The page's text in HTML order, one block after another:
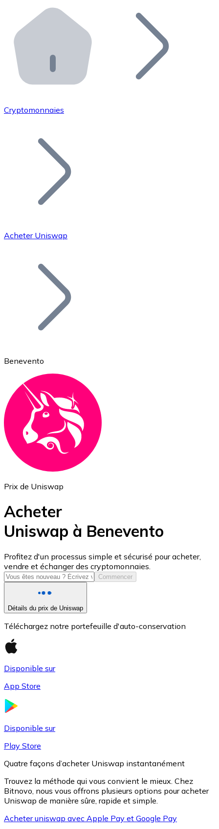
Distributeurs automatiques Bitnovo
Intégrez un ATM Bitnovo dans votre entreprise et
API Bitnovo
Intégrez notre API dans votre écosystème.
Rejoignez notre réseau de distributeurs et
Ajoutez le token de votre projet à notre service
Bitcoin
Ethereum
ETH
USD Coin
USDC
Cryptomonnaies
Acheter Uniswap
Benevento
Prix de Uniswap
Acheter
Uniswap à Benevento
Profitez d'un processus simple et sécurisé pour acheter,
vendre et échanger des cryptomonnaies.
Commencer
Détails du prix de Uniswap
Téléchargez notre portefeuille d'auto-conservation
Disponible sur
App Store
Disponible sur
Play Store
Quatre façons d’acheter Uniswap instantanément
Trouvez la méthode qui vous convient le mieux. Chez
Bitnovo, nous vous offrons plusieurs options pour acheter
Uniswap de manière sûre, rapide et simple.
Acheter uniswap avec Apple Pay et Google Pay